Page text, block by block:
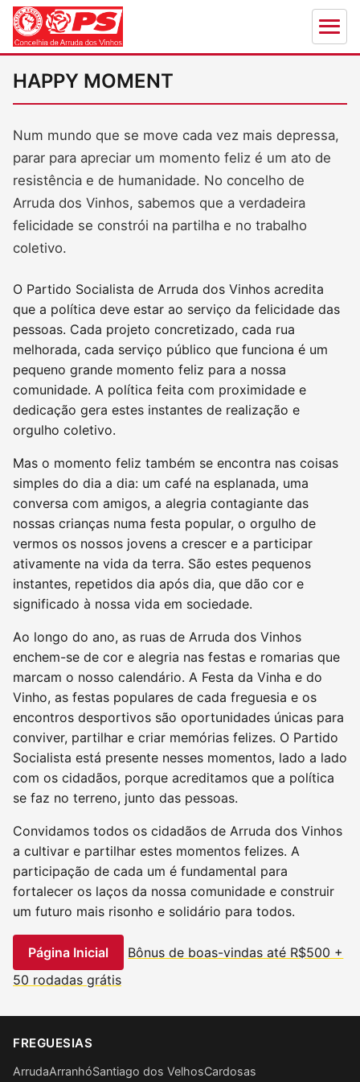
HAPPY MOMENT
Num mundo que se move cada vez mais depressa,
parar para apreciar um momento feliz é um ato de
resistência e de humanidade. No concelho de
Arruda dos Vinhos, sabemos que a verdadeira
felicidade se constrói na partilha e no trabalho
coletivo.
O Partido Socialista de Arruda dos Vinhos acredita
que a política deve estar ao serviço da felicidade das
pessoas. Cada projeto concretizado, cada rua
melhorada, cada serviço público que funciona é um
pequeno grande momento feliz para a nossa
comunidade. A política feita com proximidade e
dedicação gera estes instantes de realização e
orgulho coletivo.
Mas o momento feliz também se encontra nas coisas
simples do dia a dia: um café na esplanada, uma
conversa com amigos, a alegria contagiante das
nossas crianças numa festa popular, o orgulho de
vermos os nossos jovens a crescer e a participar
ativamente na vida da terra. São estes pequenos
instantes, repetidos dia após dia, que dão cor e
significado à nossa vida em sociedade.
Ao longo do ano, as ruas de Arruda dos Vinhos
enchem-se de cor e alegria nas festas e romarias que
marcam o nosso calendário. A Festa da Vinha e do
Vinho, as festas populares de cada freguesia e os
encontros desportivos são oportunidades únicas para
conviver, partilhar e criar memórias felizes. O Partido
Socialista está presente nesses momentos, lado a lado
com os cidadãos, porque acreditamos que a política
se faz no terreno, junto das pessoas.
Convidamos todos os cidadãos de Arruda dos Vinhos
a cultivar e partilhar estes momentos felizes. A
participação de cada um é fundamental para
fortalecer os laços da nossa comunidade e construir
um futuro mais risonho e solidário para todos.
Página Inicial
Bônus de boas-vindas até R$500 +
50 rodadas grátis
FREGUESIAS
ArrudaArranhóSantiago dos VelhosCardosas